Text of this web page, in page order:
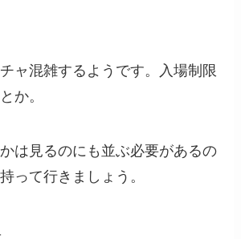
ャ混雑するようです。入場制限
か。
は見るのにも並ぶ必要があるの
って行きましょう。